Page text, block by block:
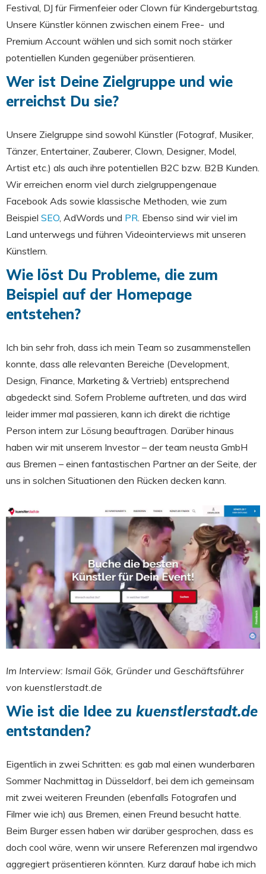
Festival, DJ für Firmenfeier oder Clown für Kindergeburtstag.
Unsere Künstler können zwischen einem Free- und
Premium Account wählen und sich somit noch stärker
potentiellen Kunden gegenüber präsentieren.
Wer ist Deine Zielgruppe und wie
erreichst Du sie?
Unsere Zielgruppe sind sowohl Künstler (Fotograf, Musiker,
Tänzer, Entertainer, Zauberer, Clown, Designer, Model,
Artist etc.) als auch ihre potentiellen B2C bzw. B2B Kunden.
Wir erreichen enorm viel durch zielgruppengenaue
Facebook Ads sowie klassische Methoden, wie zum
Beispiel SEO, AdWords und PR. Ebenso sind wir viel im
Land unterwegs und führen Videointerviews mit unseren
Künstlern.
Wie löst Du Probleme, die zum
Beispiel auf der Homepage
entstehen?
Ich bin sehr froh, dass ich mein Team so zusammenstellen
konnte, dass alle relevanten Bereiche (Development,
Design, Finance, Marketing & Vertrieb) entsprechend
abgedeckt sind. Sofern Probleme auftreten, und das wird
leider immer mal passieren, kann ich direkt die richtige
Person intern zur Lösung beauftragen. Darüber hinaus
haben wir mit unserem Investor – der team neusta GmbH
aus Bremen – einen fantastischen Partner an der Seite, der
uns in solchen Situationen den Rücken decken kann.
Im Interview: Ismail Gök, Gründer und Geschäftsführer
von kuenstlerstadt.de
Wie ist die Idee zu kuenstlerstadt.de
entstanden?
Eigentlich in zwei Schritten: es gab mal einen wunderbaren
Sommer Nachmittag in Düsseldorf, bei dem ich gemeinsam
mit zwei weiteren Freunden (ebenfalls Fotografen und
Filmer wie ich) aus Bremen, einen Freund besucht hatte.
Beim Burger essen haben wir darüber gesprochen, dass es
doch cool wäre, wenn wir unsere Referenzen mal irgendwo
aggregiert präsentieren könnten. Kurz darauf habe ich mich